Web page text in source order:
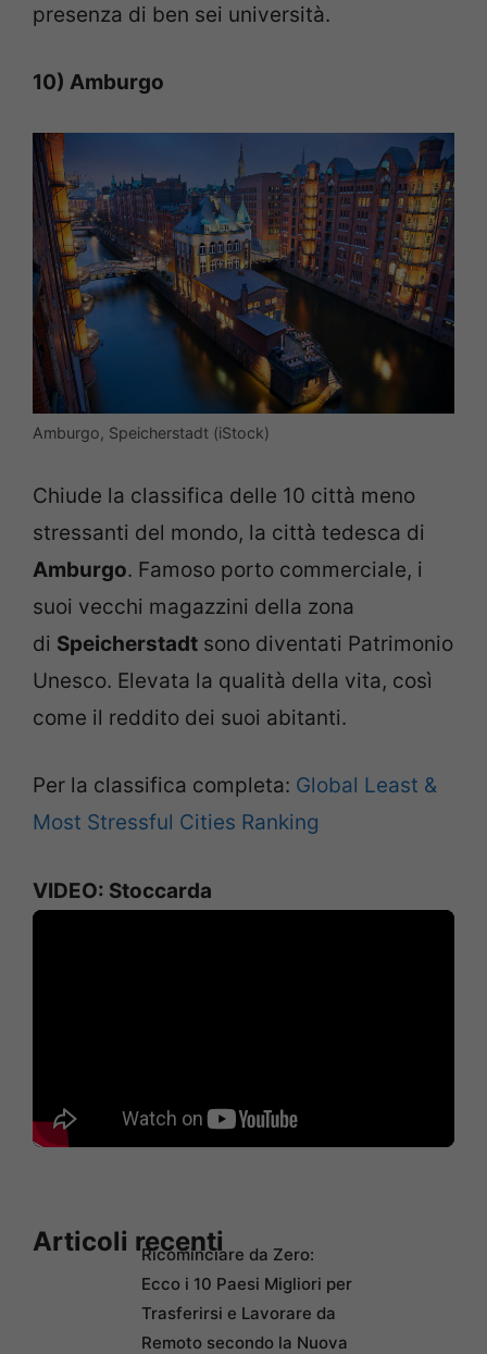
presenza di ben sei università.
10) Amburgo
Amburgo, Speicherstadt (iStock)
Chiude la classifica delle 10 città meno
stressanti del mondo, la città tedesca di
Amburgo. Famoso porto commerciale, i
suoi vecchi magazzini della zona
di Speicherstadt sono diventati Patrimonio
Unesco. Elevata la qualità della vita, così
come il reddito dei suoi abitanti.
Per la classifica completa: Global Least &
Most Stressful Cities Ranking
VIDEO: Stoccarda
Articoli recentiRicominciare da Zero:
Ecco i 10 Paesi Migliori per
Trasferirsi e Lavorare da
Remoto secondo la Nuova